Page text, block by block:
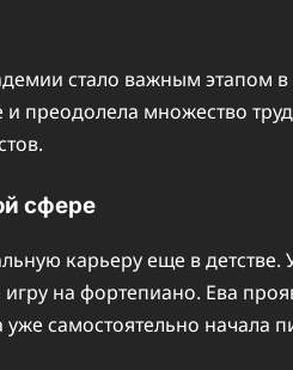
стало важным этапом
преодолела множество
сфере
карьеру еще в детстве.
на фортепиано. Ева
самостоятельно начала